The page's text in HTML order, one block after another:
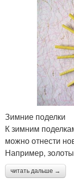
Зимние поделки
К зимним
можно отнести
Например,
читать дальше →